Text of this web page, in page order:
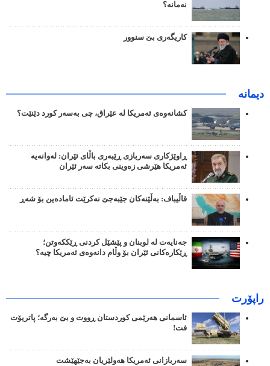
نەمانە؟
کاریگەری بێ سنوور
دیمانە
کشانەوەی ئەمریکا لە عێراق، چی بەسەر کورد دێنێت؟
ڕاوێژکاری سەربازی ڕێبەری باڵای ئێران: لەوانەیە
ئەمریکا هێرشی زەوینی بکاتە سەر ئێران
قاڵیباف: بەڵێنەکان جێبەجێ نەکرێت ئامادەین بۆ شەڕ
جەنایەت لە لوبنان و پێشێل کردنی ڕێککەوتن؛
ڕێکارەکانی ئێران بۆ وڵام دانەوەی ئەمریکا چیە؟
راپۆرت
ئاسمانی هەرێمی کوردستان ڕووت و بێ بەرگە؛ پاتریۆت
فت!
سەربازانی ئەمریکا هەولێریان بەجێهێشت